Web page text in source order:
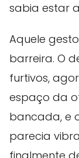
sabia estar
Aquele
barreira. O
furtivos,
espaço da
bancada, e
parecia